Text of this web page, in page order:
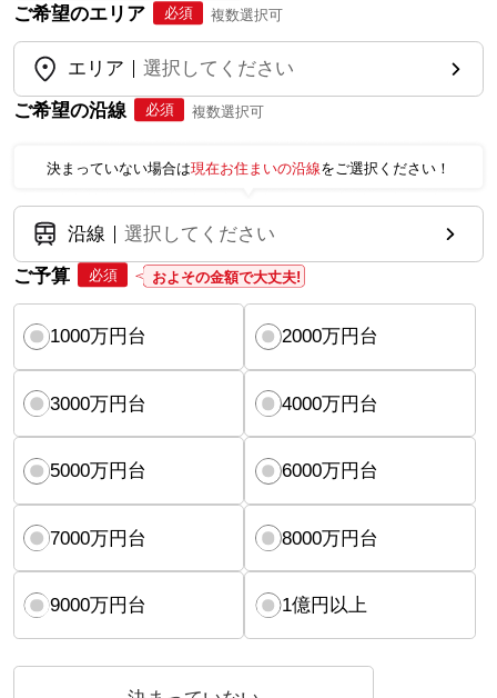
ご希望のエリア 必須 複数選択可
エリア
選択してください
ご希望の沿線
必須 複数選択可
決まっていない場合は現在お住まいの沿線をご選択ください！
沿線
選択してください
ご予算
必須 およその金額で大丈夫!
1000万円台 2000万円台
3000万円台 4000万円台
5000万円台 6000万円台
7000万円台 8000万円台
9000万円台 1億円以上